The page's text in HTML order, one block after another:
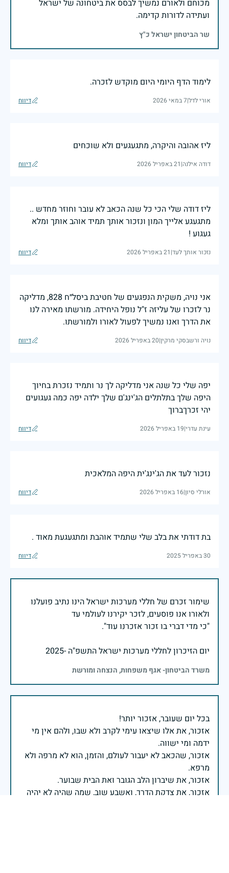
מכוחם ולאורם נמשיך לבסס את ביטחונה של ישראל
ועתידה לדורות קדימה.
שר הביטחון ישראל כ"ץ
לימוד הדף היומי היום מוקדש לזכרה.
אורי לדל|7 במאי 2026 דיווח
ליז אהובה והיקרה, מתגעגעים ולא שוכחים
דודה אילנה|21 באפריל 2026 דיווח
ליז דודה שלי הכי כל שנה הכאב לא עובר וחוזר מחדש ..
מתגעגע אלייך המון ונזכור אותך תמיד אוהב אותך ומלא
געגוע !
נזכור אותך לעד|21 באפריל 2026 דיווח
אני נויה, משקית הנפגעים של חטיבת ביסל״ח 828, מדליקה
נר לזכרו של עליזה ז"ל נופל היחידה. מורשתו מאירה לנו
את הדרך ואנו נמשיך לפעול לאורו ולמורשתו.
נויה ורשבסקי מרקין|20 באפריל 2026 דיווח
יפה שלי כל שנה אני מדליקה לך נר ותמיד נזכרת בחיוך
היפה שלך בתלתלים הג'ינג'ם שלך ילדה יפה כמה געגועים
יהי זכרךברוך
עינת עדרי|19 באפריל 2026 דיווח
נזכור לעד את הג'ינג'ית היפה המלאכית
אורלי סיון|16 באפריל 2026 דיווח
בת דודתי את בלב שלי שתמיד אוהבת ומתגעגעת מאוד .
30 באפריל 2025 דיווח
שימור זכרם של חללי מערכות ישראל הינו נתיב פועלנו
יום הזיכרון לחללי מערכות ישראל התשפ"ה -2025
משרד הביטחון- אגף משפחות, הנצחה ומורשת
אזכור, את אלו שיצאו עימי לקרב ולא שבו, ולהם אין מי
אזכור, שהכאב לא יעבור לעולם, והזמן, הוא לא מרפה ולא
אזכור, את צדקת הדרך, ואשבע שוב, שמה שהיה לא יהיה